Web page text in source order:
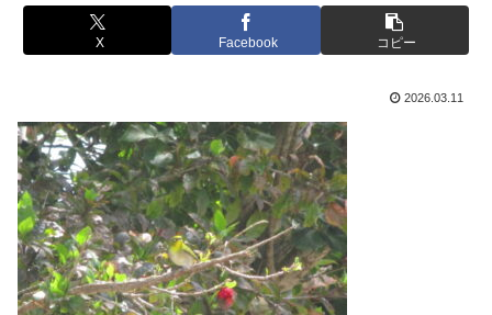
X Facebook コピー
2026.03.11